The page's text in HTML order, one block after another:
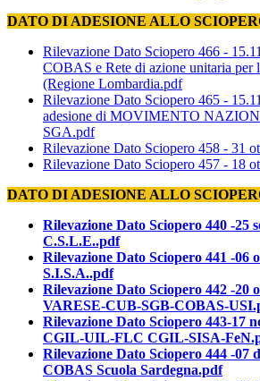
DATO DI ADESIONE ALLO
Rilevazione Dato Sciopero 466 -
COBAS e Rete di azione unitaria
(Regione Lombardia.pdf
Rilevazione Dato Sciopero 465 -
adesione di MOVIMENTO
SGA.pdf
Rilevazione Dato Sciopero 458 - 31
Rilevazione Dato Sciopero 457 - 18
DATO DI ADESIONE ALLO
Rilevazione Dato Sciopero 440 -25
C.S.L.E..pdf
Rilevazione Dato Sciopero 441 -06
S.I.S.A..pdf
Rilevazione Dato Sciopero 442 -20
VARESE-CUB-SGB-COBAS-
Rilevazione Dato Sciopero 443-17
CGIL-UIL-FLC CGIL-SISA-
Rilevazione Dato Sciopero 444 -07
COBAS Scuola Sardegna.pdf